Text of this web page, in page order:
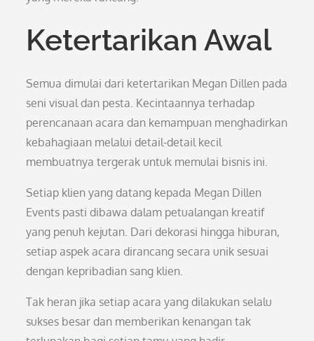
Ketertarikan Awal
Semua dimulai dari ketertarikan Megan Dillen pada
seni visual dan pesta. Kecintaannya terhadap
perencanaan acara dan kemampuan menghadirkan
kebahagiaan melalui detail-detail kecil
membuatnya tergerak untuk memulai bisnis ini.
Setiap klien yang datang kepada Megan Dillen
Events pasti dibawa dalam petualangan kreatif
yang penuh kejutan. Dari dekorasi hingga hiburan,
setiap aspek acara dirancang secara unik sesuai
dengan kepribadian sang klien.
Tak heran jika setiap acara yang dilakukan selalu
sukses besar dan memberikan kenangan tak